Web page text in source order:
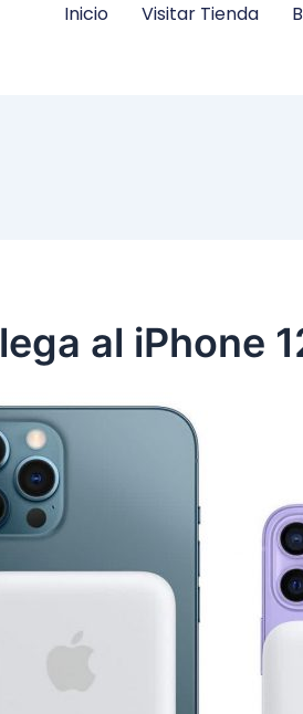
Inicio Visitar Tienda
al iPhone